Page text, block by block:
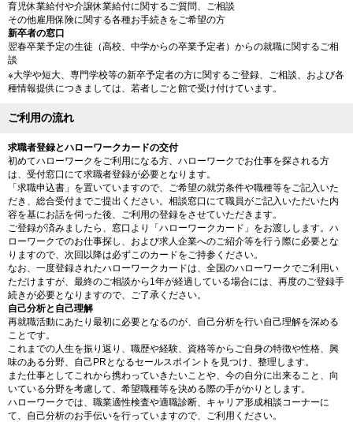
育児休業給付や介譲休業給付に関するご質問、ご相談
その他雇用保険に関する各種お手続きをご希望の方
新卒者の窓口
翌春卒業予定の生徒（高校、中学からの卒業予定者）からの就職に関するご相
談
※大学や短大、専門学校等の新卒予定者の方に関するご登録、ご相談、および各
種情報提供につきましては、若者しごと館で受け付けています。
ご利用の流れ
求職者登録とハローワークカードの交付
初めてハローワークをご利用になる方、ハローワークでお仕事を探される方
は、受付窓口にて求職者登録が必要となります。
「求職申込書」を置いていますので、ご希望の就労条件や職種等をご記入いた
だき、総合受付までご提出ください。相談窓口にて職員がご記入いただいた内
容を基にお話を伺った後、ご利用の登録をさせていただきます。
ご登録が済みましたら、窓口より「ハローワークカード」をお渡しします。ハ
ローワークでのお仕事探し、および求人企業へのご紹介等を行う際に必要とな
りますので、次回以降は必ずこのカードをご持参ください。
なお、一度登録されたハローワークカードは、全国のハローワークでご利用い
ただけますが、最終のご相談から1年が経過している場合には、再度のご登録手
続きが必要となりますので、ご了承ください。
自己分析と自己理解
再就職活動にあたり最初に必要となるのが、自己分析を行い自己理解を深める
ことです。
これまでの人生を振り返り、職歴や経験、資格等からご自身の特徴や性格、興
味のある分野、自己PRとなるセールスポイントを見つけ、整理します。
また仕事としてこれから携わっていきたいことや、今の自分に出来ること、向
いている分野を考慮して、希望職種等を決める際の手がかりとします。
ハローワークでは、職業適性検査や適職診断、キャリア形成相談コーナーに
て、自己分析のお手伝いを行っていますので、ご利用ください。